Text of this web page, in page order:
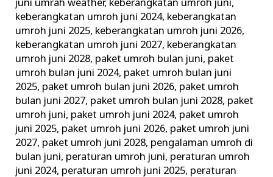
juni umrah weather, keberangkatan umroh juni,
keberangkatan umroh juni 2024, keberangkatan
umroh juni 2025, keberangkatan umroh juni 2026,
keberangkatan umroh juni 2027, keberangkatan
umroh juni 2028, paket umroh bulan juni, paket
umroh bulan juni 2024, paket umroh bulan juni
2025, paket umroh bulan juni 2026, paket umroh
bulan juni 2027, paket umroh bulan juni 2028, paket
umroh juni, paket umroh juni 2024, paket umroh
juni 2025, paket umroh juni 2026, paket umroh juni
2027, paket umroh juni 2028, pengalaman umroh di
bulan juni, peraturan umroh juni, peraturan umroh
juni 2024, peraturan umroh juni 2025, peraturan